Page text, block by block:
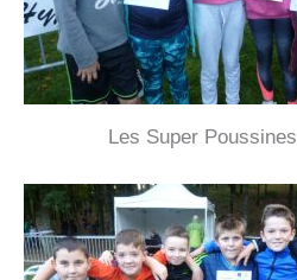
Les Super Poussines